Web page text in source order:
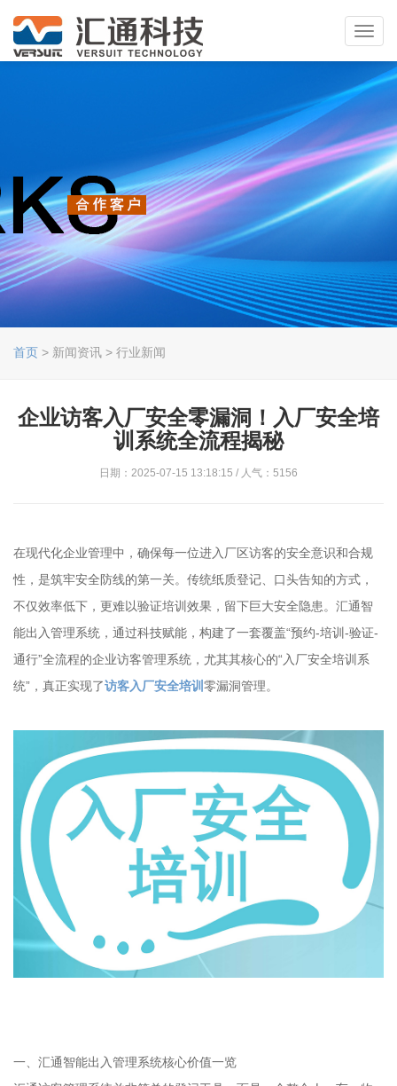
首页 > 新闻资讯 > 行业新闻
企业访客入厂安全零漏洞！入厂安全培
训系统全流程揭秘
日期：2025-07-15 13:18:15 / 人气：5156
在现代化企业管理中，确保每一位进入厂区访客的安全意识和合规
性，是筑牢安全防线的第一关。传统纸质登记、口头告知的方式，
不仅效率低下，更难以验证培训效果，留下巨大安全隐患。汇通智
能出入管理系统，通过科技赋能，构建了一套覆盖“预约-培训-验证-
通行”全流程的企业访客管理系统，尤其其核心的“入厂安全培训系
统”，真正实现了访客入厂安全培训 零漏洞管理。
一、汇通智能出入管理系统核心价值一览